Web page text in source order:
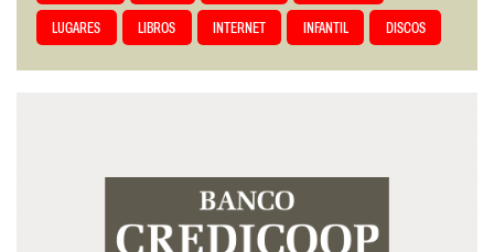
LUGARES LIBROS INTERNET INFANTIL DISCOS